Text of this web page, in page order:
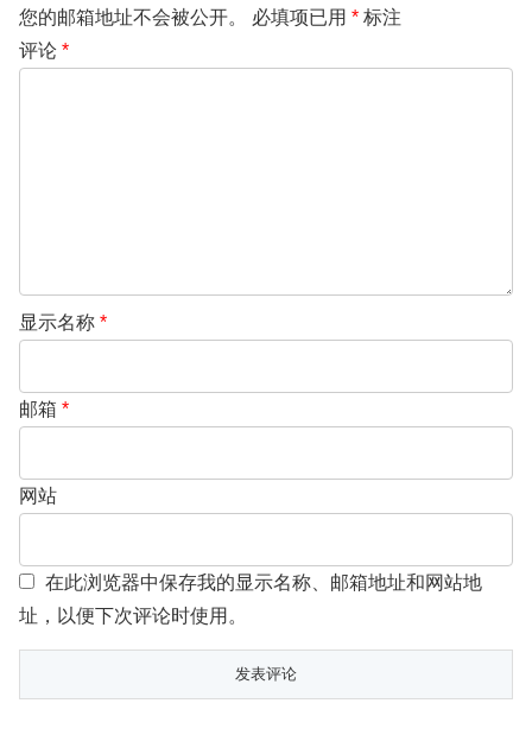
您的邮箱地址不会被公开。 必填项已用 * 标注
评论 *
显示名称 *
邮箱 *
网站
在此浏览器中保存我的显示名称、邮箱地址和网站地
址，以便下次评论时使用。